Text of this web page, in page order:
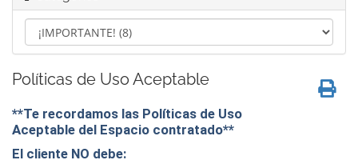
Políticas de Uso Aceptable
**Te recordamos las Políticas de Uso
Aceptable del Espacio contratado**
El cliente NO debe: